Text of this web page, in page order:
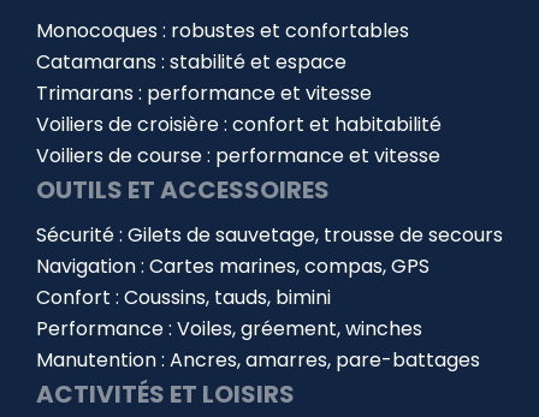
Monocoques : robustes et confortables
Catamarans : stabilité et espace
Trimarans : performance et vitesse
Voiliers de croisière : confort et habitabilité
Voiliers de course : performance et vitesse
OUTILS ET ACCESSOIRES
Sécurité : Gilets de sauvetage, trousse de secours
Navigation : Cartes marines, compas, GPS
Confort : Coussins, tauds, bimini
Performance : Voiles, gréement, winches
Manutention : Ancres, amarres, pare-battages
ACTIVITÉS ET LOISIRS